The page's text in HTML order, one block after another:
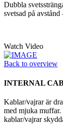
Dubbla
svetsad på
Watch Video
Back to overview
INTERNAL
Kablar/vajrar är
med mjuka muffar.
kablar/vajrar